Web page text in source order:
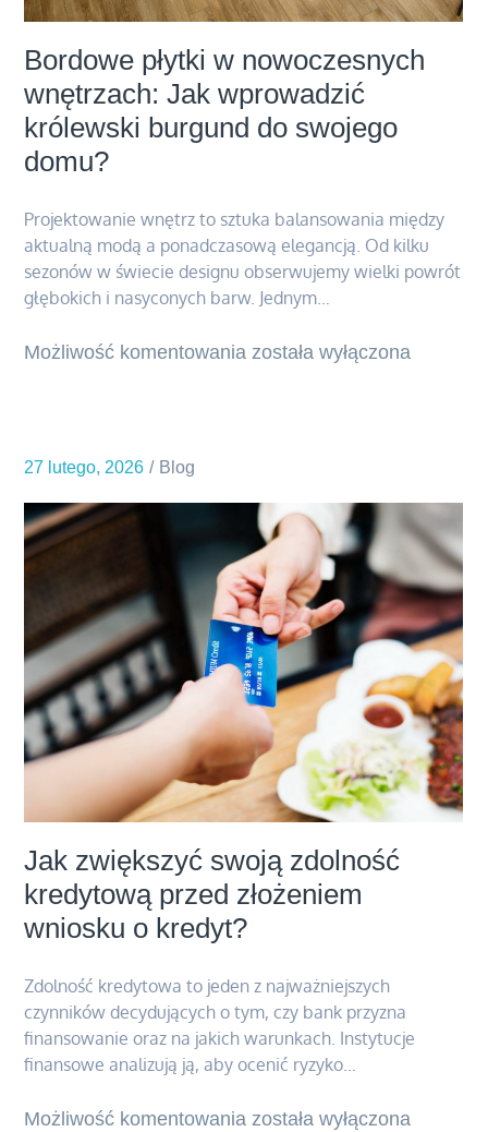
Bordowe płytki w nowoczesnych
wnętrzach: Jak wprowadzić
królewski burgund do swojego
domu?
Projektowanie wnętrz to sztuka balansowania między
aktualną modą a ponadczasową elegancją. Od kilku
sezonów w świecie designu obserwujemy wielki powrót
głębokich i nasyconych barw. Jednym…
Możliwość komentowania Bordowe
Jak
wprowadzić
królewski
burgund
do
swojego
domu?
została wyłączona
27 lutego, 2026 Blog
Jak zwiększyć swoją zdolność
kredytową przed złożeniem
wniosku o kredyt?
Zdolność kredytowa to jeden z najważniejszych
czynników decydujących o tym, czy bank przyzna
finansowanie oraz na jakich warunkach. Instytucje
finansowe analizują ją, aby ocenić ryzyko…
Możliwość komentowaniaJak
została wyłączona